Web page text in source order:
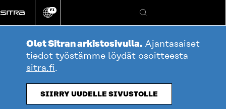
suoraan
sisältöön
Vaihda
kieli
FI
Hae
Olet Sitran arkistosivulla. Ajantasaiset
tiedot työstämme löydät osoitteesta
sitra.fi.
SIIRRY UUDELLE SIVUSTOLLE